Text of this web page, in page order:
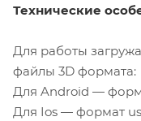
Технические
Для работы
файлы 3D формата:
Для Android —
Для Ios — формат